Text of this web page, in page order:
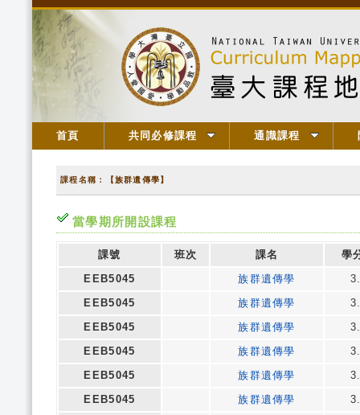
首頁 共同必修課程 通識課程
課程名稱：【族群遺傳學】
當學期所開設課程
課號 班次 課名
學
EEB5045
族群遺傳學
EEB5045
族群遺傳學
EEB5045
族群遺傳學
EEB5045
族群遺傳學
EEB5045
族群遺傳學
EEB5045
族群遺傳學